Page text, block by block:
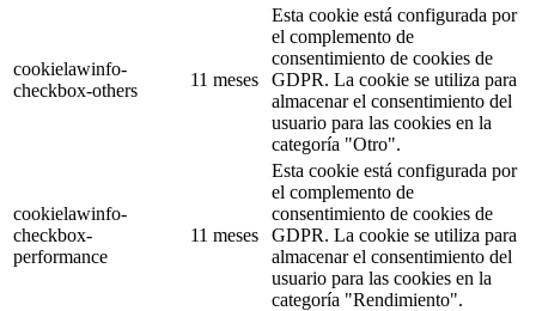
cookielawinfo-
checkbox-others
11 meses
Esta cookie está configurada por
el complemento de
consentimiento de cookies de
GDPR. La cookie se utiliza para
almacenar el consentimiento del
usuario para las cookies en la
categoría "Otro".
cookielawinfo-
checkbox-
performance
11 meses
Esta cookie está configurada por
el complemento de
consentimiento de cookies de
GDPR. La cookie se utiliza para
almacenar el consentimiento del
usuario para las cookies en la
categoría "Rendimiento".